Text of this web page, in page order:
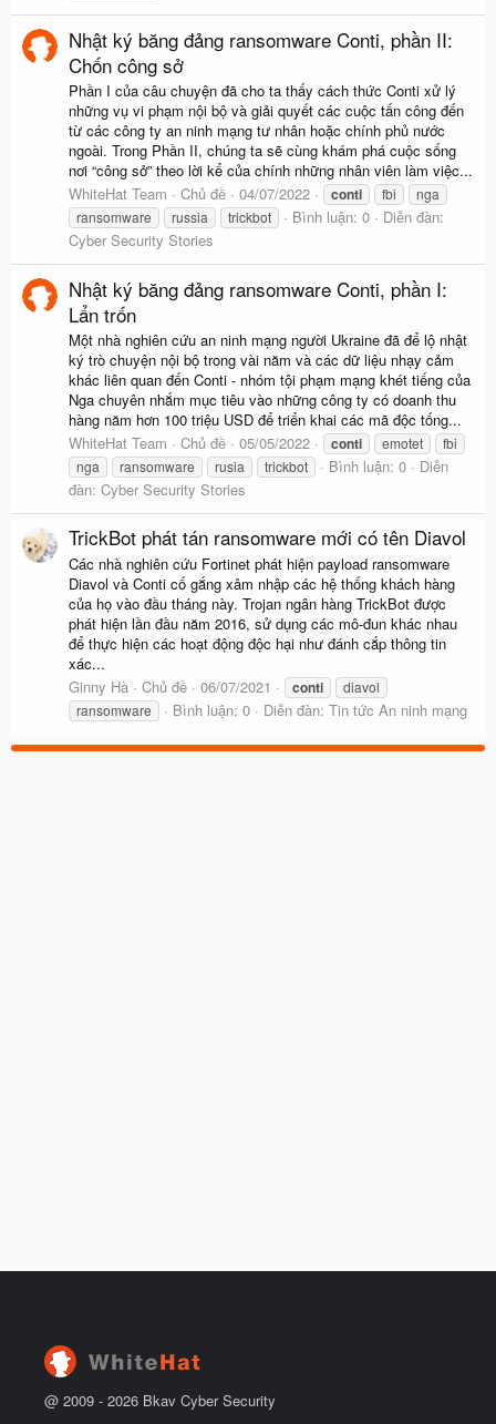
Nhật ký băng đảng ransomware Conti, phần II:
Chốn công sở
Phần I của câu chuyện đã cho ta thấy cách thức Conti xử lý
những vụ vi phạm nội bộ và giải quyết các cuộc tấn công đến
từ các công ty an ninh mạng tư nhân hoặc chính phủ nước
ngoài. Trong Phần II, chúng ta sẽ cùng khám phá cuộc sống
nơi “công sở” theo lời kể của chính những nhân viên làm việc...
WhiteHat Team
Chủ đề 04/07/2022 conti fbi
nga
ransomware
russia trickbot Bình luận: 0
Diễn đàn:
Cyber Security Stories
Nhật ký băng đảng ransomware Conti, phần I:
Lẩn trốn
Một nhà nghiên cứu an ninh mạng người Ukraine đã để lộ nhật
ký trò chuyện nội bộ trong vài năm và các dữ liệu nhạy cảm
khác liên quan đến Conti - nhóm tội phạm mạng khét tiếng của
Nga chuyên nhắm mục tiêu vào những công ty có doanh thu
hàng năm hơn 100 triệu USD để triển khai các mã độc tống...
WhiteHat Team
Chủ đề 05/05/2022 conti emotet
fbi
nga
ransomware rusia trickbot Bình luận: 0
Diễn
đàn: Cyber Security Stories
TrickBot phát tán ransomware mới có tên Diavol
Các nhà nghiên cứu Fortinet phát hiện payload ransomware
Diavol và Conti cố gắng xâm nhập các hệ thống khách hàng
của họ vào đầu tháng này. Trojan ngân hàng TrickBot được
phát hiện lần đầu năm 2016, sử dụng các mô-đun khác nhau
để thực hiện các hoạt động độc hại như đánh cắp thông tin
xác...
Ginny Hà
Chủ đề 06/07/2021 conti
diavol
ransomware
Bình luận: 0 Diễn đàn: Tin tức An ninh mạng
@ 2009 - 2026 Bkav Cyber Security